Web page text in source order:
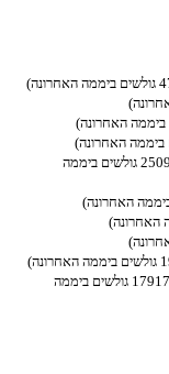
(25096 גולשים ביממה
(17917 גולשים ביממה